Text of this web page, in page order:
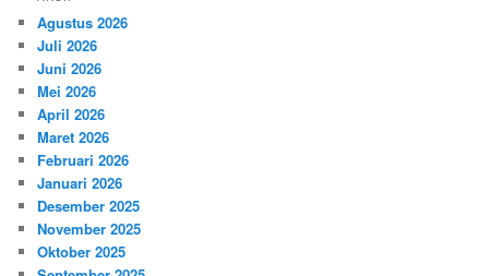
Agustus 2026
Juli 2026
Juni 2026
Mei 2026
April 2026
Maret 2026
Februari 2026
Januari 2026
Desember 2025
November 2025
Oktober 2025